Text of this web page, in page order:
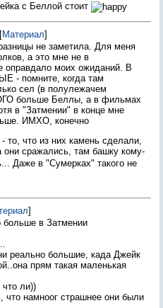
с Беллой стоит
[Материал]
не заметила. Для меня
а это мне не в
оправдало моих ожиданий. В
- помните, когда там
сел (в полулежачем
больше Беллы, а в фильмах
в "Затмении" в конце мне
ИМХО, конечно
то, что из них камень сделали,
они сражались, там башку кому-
Даже в "Сумерках" такого не
]
больше в Затмении
реально большие, када Джейк
прям такая маленькая
ли))
что намноог страшнее они были